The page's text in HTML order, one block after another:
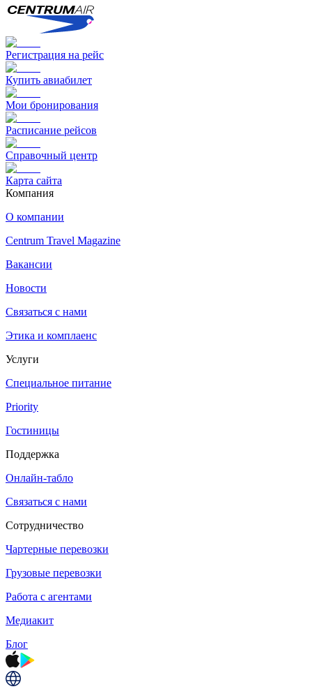
Регистрация на рейс
Купить авиабилет
Мои бронирования
Расписание рейсов
Справочный центр
Карта сайта
Компания
О компании
Centrum Travel Magazine
Вакансии
Новости
Связаться с нами
Этика и комплаенс
Услуги
Специальное питание
Priority
Гостиницы
Поддержка
Онлайн-табло
Связаться с нами
Сотрудничество
Чартерные перевозки
Грузовые перевозки
Работа с агентами
Медиакит
Блог